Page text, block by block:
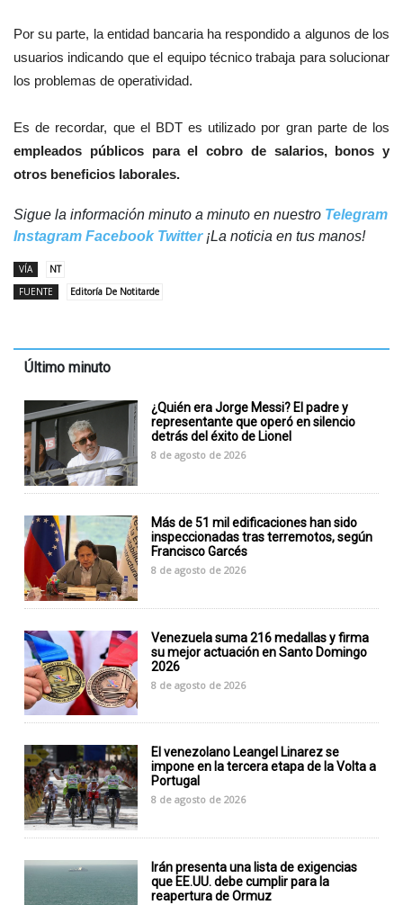
Por su parte, la entidad bancaria ha respondido a algunos de los
usuarios indicando que el equipo técnico trabaja para solucionar
los problemas de operatividad.
Es de recordar, que el BDT es utilizado por gran parte de los
empleados públicos para el cobro de salarios, bonos y
otros beneficios laborales.
Sigue la información minuto a minuto en nuestro Telegram
Instagram Facebook Twitter¡La noticia en tus manos!
VÍA
NT
FUENTE
Editoría De Notitarde
Último minuto
¿Quién era Jorge Messi? El padre y
representante que operó en silencio
detrás del éxito de Lionel
8 de agosto de 2026
Más de 51 mil edificaciones han sido
inspeccionadas tras terremotos, según
Francisco Garcés
8 de agosto de 2026
Venezuela suma 216 medallas y firma
su mejor actuación en Santo Domingo
2026
8 de agosto de 2026
El venezolano Leangel Linarez se
impone en la tercera etapa de la Volta a
Portugal
8 de agosto de 2026
Irán presenta una lista de exigencias
que EE.UU. debe cumplir para la
reapertura de Ormuz